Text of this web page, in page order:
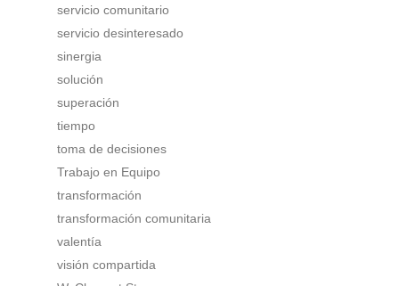
servicio comunitario
servicio desinteresado
sinergia
solución
superación
tiempo
toma de decisiones
Trabajo en Equipo
transformación
transformación comunitaria
valentía
visión compartida